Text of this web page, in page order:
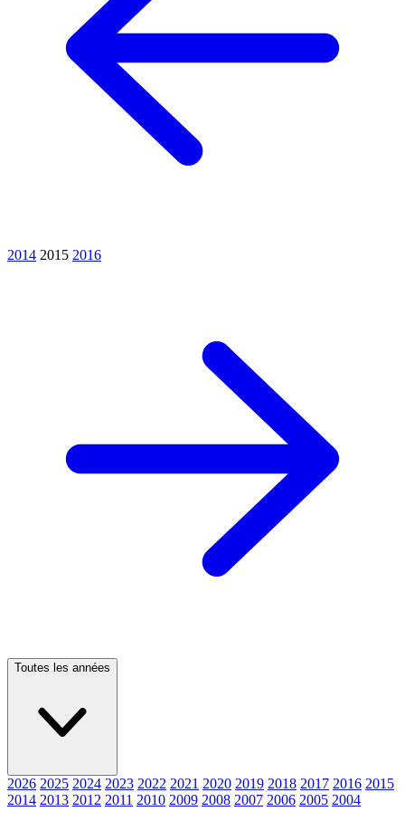
2014 2015 2016
Toutes les années
2026 2025 2024 2023 2022 2021 2020 2019 2018 2017 2016 2015
2014 2013 2012 2011 2010 2009 2008 2007 2006 2005 2004